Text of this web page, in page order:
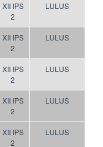
XII IPS
2
LULUS
XII IPS
2
LULUS
XII IPS
2
LULUS
XII IPS
2
LULUS
XII IPS
2
LULUS